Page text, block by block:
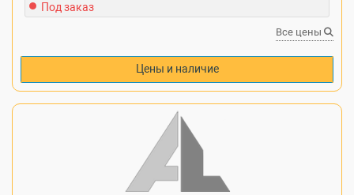
Под заказ
Все цены
Цены и наличие